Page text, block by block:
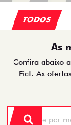
TODOS
As
Confira abaixo
Fiat. As